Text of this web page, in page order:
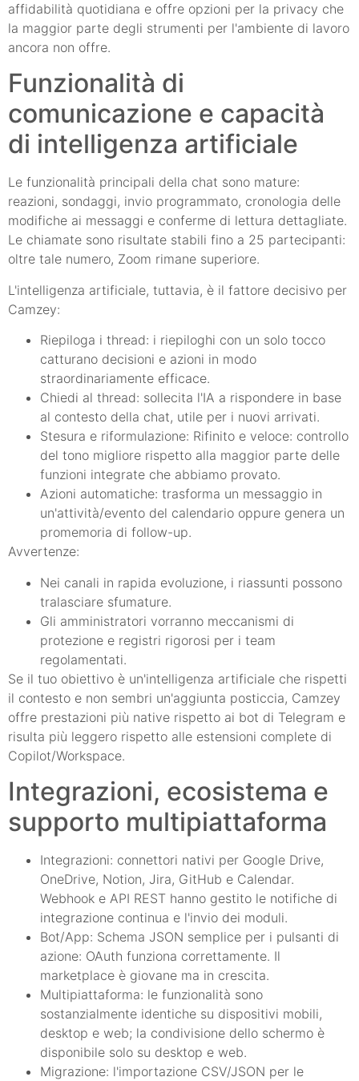
affidabilità quotidiana e offre opzioni per la privacy che
la maggior parte degli strumenti per l'ambiente di lavoro
ancora non offre.
Funzionalità di
comunicazione e capacità
di intelligenza artificiale
Le funzionalità principali della chat sono mature:
reazioni, sondaggi, invio programmato, cronologia delle
modifiche ai messaggi e conferme di lettura dettagliate.
Le chiamate sono risultate stabili fino a 25 partecipanti:
oltre tale numero, Zoom rimane superiore.
L'intelligenza artificiale, tuttavia, è il fattore decisivo per
Camzey:
Riepiloga i thread: i riepiloghi con un solo tocco
catturano decisioni e azioni in modo
straordinariamente efficace.
Chiedi al thread: sollecita l'IA a rispondere in base
al contesto della chat, utile per i nuovi arrivati.
Stesura e riformulazione: Rifinito e veloce: controllo
del tono migliore rispetto alla maggior parte delle
funzioni integrate che abbiamo provato.
Azioni automatiche: trasforma un messaggio in
un'attività/evento del calendario oppure genera un
promemoria di follow-up.
Avvertenze:
Nei canali in rapida evoluzione, i riassunti possono
tralasciare sfumature.
Gli amministratori vorranno meccanismi di
protezione e registri rigorosi per i team
regolamentati.
Se il tuo obiettivo è un'intelligenza artificiale che rispetti
il contesto e non sembri un'aggiunta posticcia, Camzey
offre prestazioni più native rispetto ai bot di Telegram e
risulta più leggero rispetto alle estensioni complete di
Copilot/Workspace.
Integrazioni, ecosistema e
supporto multipiattaforma
Integrazioni: connettori nativi per Google Drive,
OneDrive, Notion, Jira, GitHub e Calendar.
Webhook e API REST hanno gestito le notifiche di
integrazione continua e l'invio dei moduli.
Bot/App: Schema JSON semplice per i pulsanti di
azione: OAuth funziona correttamente. Il
marketplace è giovane ma in crescita.
Multipiattaforma: le funzionalità sono
sostanzialmente identiche su dispositivi mobili,
desktop e web; la condivisione dello schermo è
disponibile solo su desktop e web.
Migrazione: l'importazione CSV/JSON per le